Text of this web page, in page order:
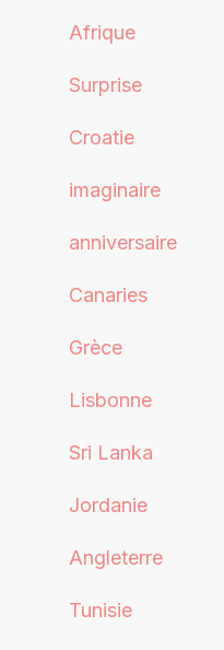
Afrique
Surprise
Croatie
imaginaire
anniversaire
Canaries
Grèce
Lisbonne
Sri Lanka
Jordanie
Angleterre
Tunisie